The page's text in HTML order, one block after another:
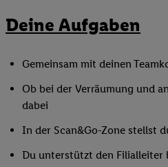
Deine Aufgaben
Gemeinsam mit deinen
Ob bei der Verräumung und
dabei
In der Scan&Go-Zone stellst
Du unterstützt den Filialleiter